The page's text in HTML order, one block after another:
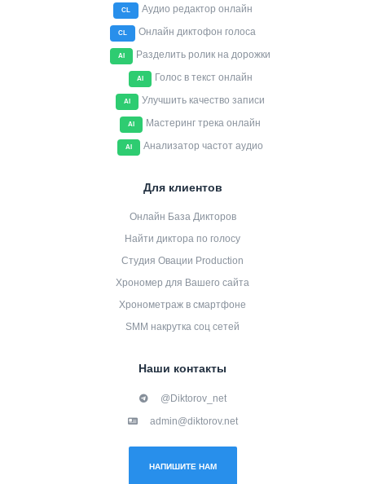
CL Аудио редактор онлайн
CL Онлайн диктофон голоса
AI Разделить ролик на дорожки
AI Голос в текст онлайн
AI Улучшить качество записи
AI Мастеринг трека онлайн
AI Анализатор частот аудио
Для клиентов
Онлайн База Дикторов
Найти диктора по голосу
Студия Овации Production
Хрономер для Вашего сайта
Хронометраж в смартфоне
SMM накрутка соц сетей
Наши контакты
@Diktorov_net
admin@diktorov.net
НАПИШИТЕ НАМ